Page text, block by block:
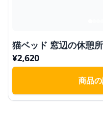
猫ベッド 窓辺の休憩
¥2,620
商品